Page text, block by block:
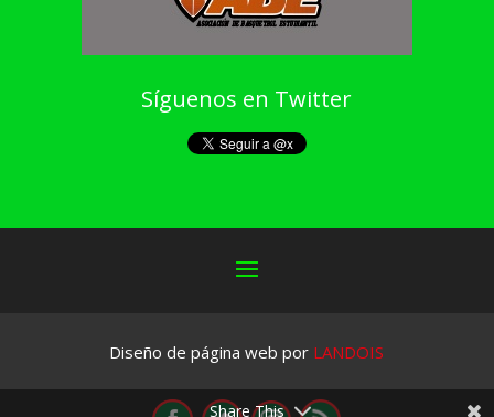
Síguenos en Twitter
Diseño de página web por LANDOIS
Share This